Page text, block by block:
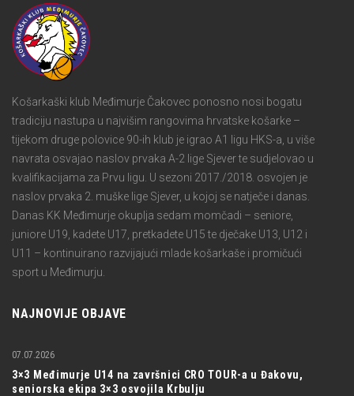
Košarkaški klub Međimurje Čakovec ponosno nosi bogatu
tradiciju nastupa u najvišim rangovima hrvatske košarke –
tijekom druge polovice 90-ih klub je igrao A1 ligu HKS-a, u više
navrata osvajao naslov prvaka A-2 lige Sjever te sudjelovao u
kvalifikacijama za Prvu ligu. U sezoni 2017./2018. osvojen je
naslov prvaka 2. muške lige Sjever, u kojoj se natječe i danas.
Danas KK Međimurje okuplja sedam momčadi – seniore,
juniore U19, kadete U17, pretkadete U15 te dječake U13, U12 i
U11 – kontinuirano razvijajući mlade košarkaše i promičući
sport u Međimurju.
NAJNOVIJE OBJAVE
3×3 Međimurje U14 na završnici CRO TOUR-a u Đakovu,
seniorska ekipa 3×3 osvojila Krbulju
07.07.2026